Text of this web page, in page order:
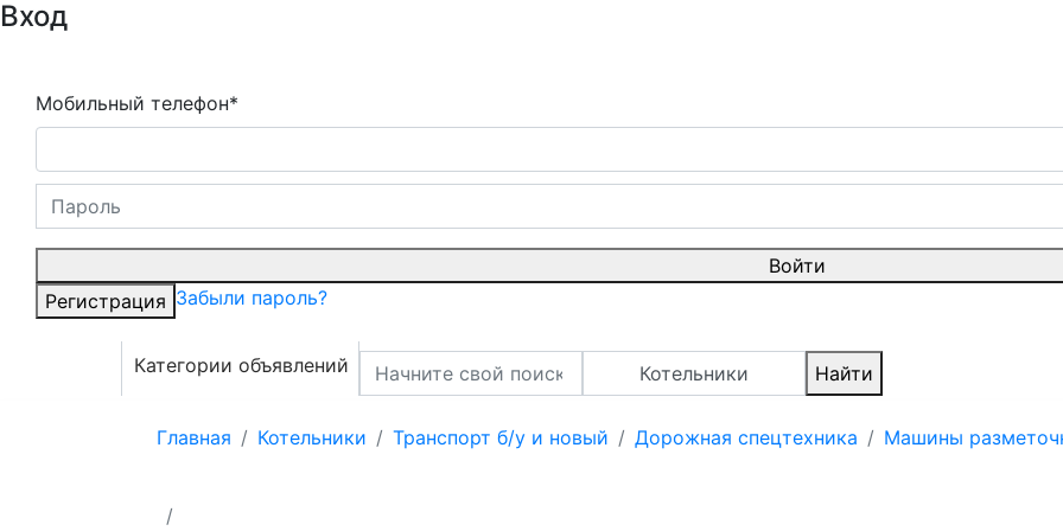
Вход
Мобильный телефон*
Войти
Регистрация Забыли пароль?
Категории объявлений Котельники Найти
Главная Котельники Транспорт б/у и новый Дорожная спецтехника Машины